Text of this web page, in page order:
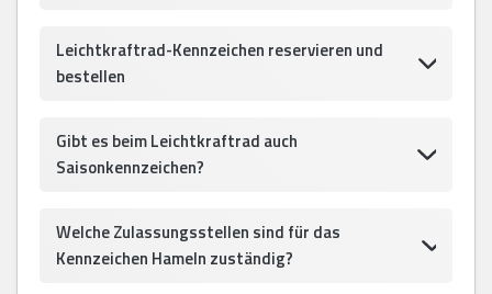
Leichtkraftrad-Kennzeichen reservieren und
bestellen
Gibt es beim Leichtkraftrad auch
Saisonkennzeichen?
Welche Zulassungsstellen sind für das
Kennzeichen Hameln zuständig?